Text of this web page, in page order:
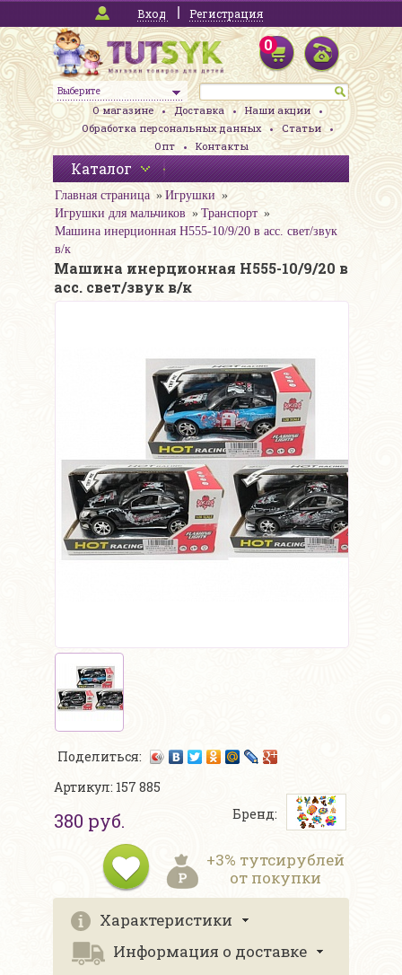
Вход Регистрация
Выберите
0
О магазине Доставка
Наши акции
Обработка персональных данных
Статьи
Опт
Контакты
Каталог
Главная страница
Игрушки
Игрушки для мальчиков
Транспорт
Машина инерционная H555-10/9/20 в асс. свет/звук
в/к
Машина инерционная H555-10/9/20 в
асс. свет/звук в/к
Поделиться:
Артикул: 157 885
380 руб. Бренд:
+3% тутсирублей
от покупки
Характеристики
Информация о доставке